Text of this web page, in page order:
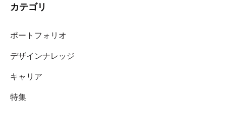
カテゴリ
ポートフォリオ
デザインナレッジ
キャリア
特集